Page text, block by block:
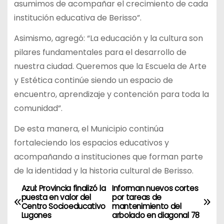
asumimos de acompañar el crecimiento de cada
institución educativa de Berisso”.
Asimismo, agregó: “La educación y la cultura son
pilares fundamentales para el desarrollo de
nuestra ciudad. Queremos que la Escuela de Arte
y Estética continúe siendo un espacio de
encuentro, aprendizaje y contención para toda la
comunidad”.
De esta manera, el Municipio continúa
fortaleciendo los espacios educativos y
acompañando a instituciones que forman parte
de la identidad y la historia cultural de Berisso.
N
a
Informan nuevos cortes
por tareas de
mantenimiento del
arbolado en diagonal 78
Azul: Provincia finalizó la
puesta en valor del
Centro Socioeducativo
Lugones